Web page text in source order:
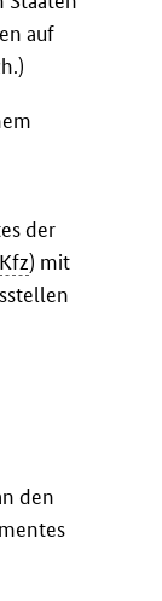
auf
der
Kfz) mit
den